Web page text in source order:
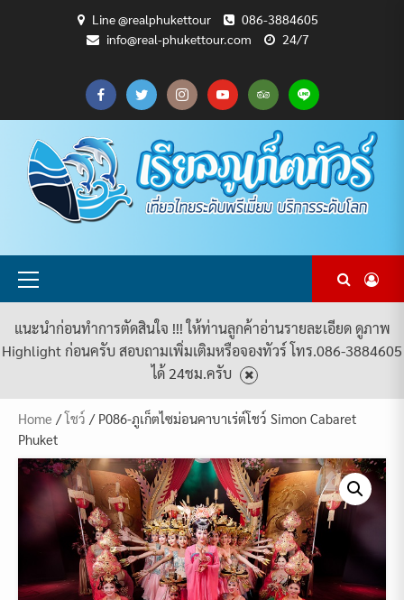
Line @realphukettour
086-3884605
info@real-phukettour.com
24/7
CART
CHECKOUT
MY
ACCOUNT
SAMPLE
PAGE
ทัวร์
ทั้งหมด
บทความ
ท่อง
เที่ยว
ยินดี
ต้อนรับ
สู่
PHUKET
TOUR
เกี่ยว
กับ
เรา
แพ็คเกจ
ทัวร์
ทั้งหมด
Primary
แนะนำก่อนทำการตัดสินใจ !!! ให้ท่านลูกค้าอ่านรายละเอียด ดูภาพ
Highlight ก่อนครับ สอบถามเพิ่มเติมหรือจองทัวร์ โทร.086-3884605
ได้ 24ชม.ครับ
Home /โชว์ / P086-ภูเก็ตไซม่อนคาบาเร่ต์โชว์ Simon Cabaret
Phuket